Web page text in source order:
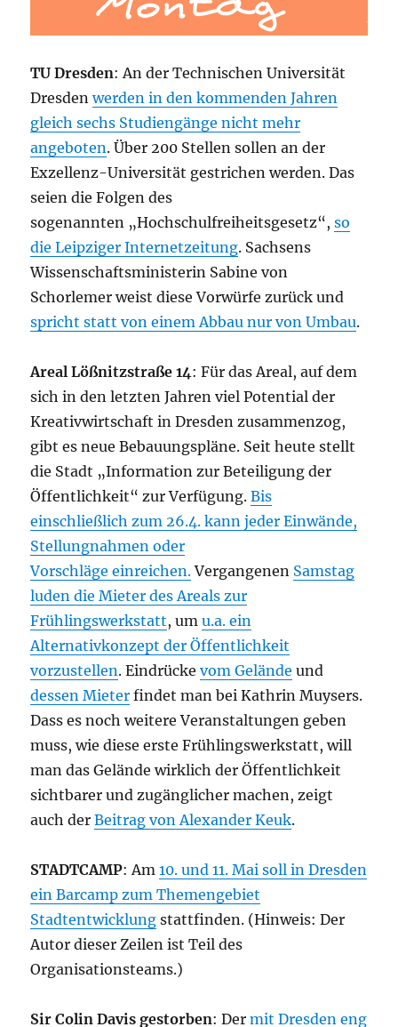
TU Dresden: An der Technischen Universität
Dresdenwerden in den kommenden Jahren
gleich sechs Studiengänge nicht mehr
angeboten. Über 200 Stellen sollen an der
Exzellenz-Universität gestrichen werden. Das
seien die Folgen des
sogenannten „Hochschulfreiheitsgesetz“,so
die Leipziger Internetzeitung. Sachsens
Wissenschaftsministerin Sabine von
Schorlemer weist diese Vorwürfe zurück und
spricht statt von einem Abbau nur von Umbau.
Areal Lößnitzstraße 14: Für das Areal, auf dem
sich in den letzten Jahren viel Potential der
Kreativwirtschaft in Dresden zusammenzog,
gibt es neue Bebauungspläne. Seit heute stellt
die Stadt „Information zur Beteiligung der
Öffentlichkeit“ zur Verfügung.Bis
einschließlich zum 26.4. kann jeder Einwände,
Stellungnahmen oder
Vorschläge einreichen.Vergangenen Samstag
luden die Mieter des Areals zur
Frühlingswerkstatt, umu.a. ein
Alternativkonzept der Öffentlichkeit
vorzustellen. Eindrückevom Gelände und
dessen Mieter findet man bei Kathrin Muysers.
Dass es noch weitere Veranstaltungen geben
muss, wie diese erste Frühlingswerkstatt, will
man das Gelände wirklich der Öffentlichkeit
sichtbarer und zugänglicher machen, zeigt
auch derBeitrag von Alexander Keuk.
STADTCAMP: Am10. und 11. Mai soll in Dresden
ein Barcamp zum Themengebiet
Stadtentwicklung stattfinden. (Hinweis: Der
Autor dieser Zeilen ist Teil des
Organisationsteams.)
Sir Colin Davis gestorben: Dermit Dresden eng